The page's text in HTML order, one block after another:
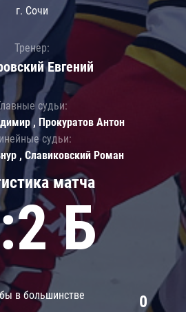
матча
Б
в большинстве 0
г. Сочи
Тренер:
Евгений
судьи:
, Прокуратов Антон
судьи:
, Славиковский Роман